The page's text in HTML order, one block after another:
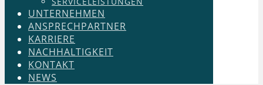
UNTERNEHMEN
ANSPRECHPARTNER
KARRIERE
NACHHALTIGKEIT
KONTAKT
NEWS